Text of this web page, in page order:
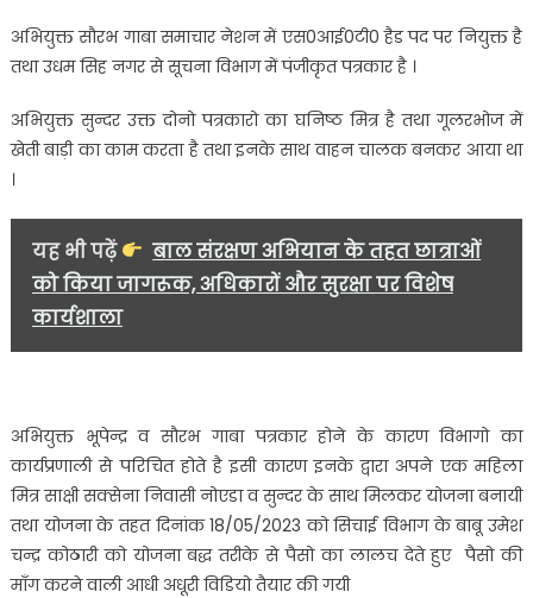
अभियुक्त सौरभ गाबा समाचार नेशन में एस0आई0टी0 हैड पद पर नियुक्त है
तथा उधम सिह नगर से सूचना विभाग में पंजीकृत पत्रकार है ।
अभियुक्त सुन्दर उक्त दोनो पत्रकारो का घनिष्ठ मित्र है तथा गूलरभोज में
खेती बाड़ी का काम करता है तथा इनके साथ वाहन चालक बनकर आया था
।
यह भी पढ़ें
बाल संरक्षण अभियान के तहत छात्राओं
को किया जागरूक, अधिकारों और सुरक्षा पर विशेष
कार्यशाला
अभियुक्त भूपेन्द्र व सौरभ गाबा पत्रकार होने के कारण विभागो का
कार्यप्रणाली से परिचित होते है इसी कारण इनके द्वारा अपने एक महिला
मित्र साक्षी सक्सेना निवासी नोएडा व सुन्दर के साथ मिलकर योजना बनायी
तथा योजना के तहत दिनांक 18/05/2023 को सिचाई विभाग के बाबू उमेश
चन्द्र कोठारी को योजना बद्ध तरीके से पैसो का लालच देते हुए पैसो की
माँग करने वाली आधी अधूरी विडियो तैयार की गयी